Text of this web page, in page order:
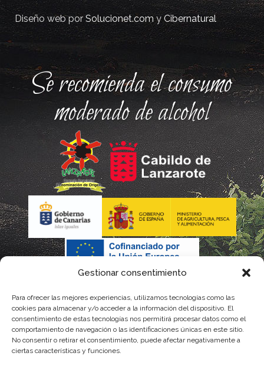
Gestionar consentimiento
Para ofrecer las mejores experiencias, utilizamos tecnologías como las
cookies para almacenar y/o acceder a la información del dispositivo. El
consentimiento de estas tecnologías nos permitirá procesar datos como el
comportamiento de navegación o las identificaciones únicas en este sitio.
No consentir o retirar el consentimiento, puede afectar negativamente a
ciertas características y funciones.
Diseño web porSolucionet.comyCibernatural
Se recomienda el consumo
moderado de alcohol
La gestión de la DOP Lanzarote realizada por este Consejo
Regulador es financiada, parcialmente, por el Gobierno de
Canarias